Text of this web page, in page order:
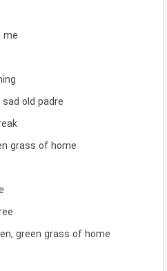
me
old padre
grass of home
green grass of home